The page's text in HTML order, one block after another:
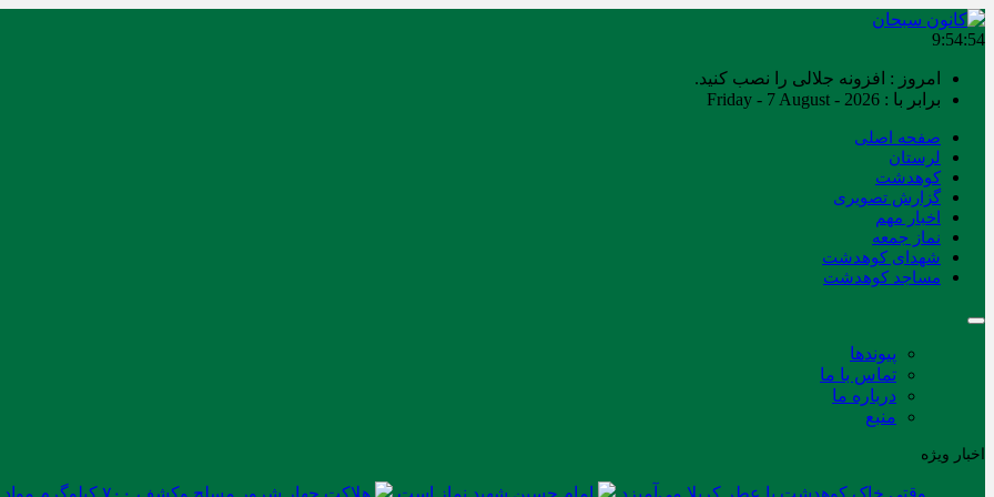
9:54:54
امروز : افزونه جلالی را نصب کنید.
برابر با : Friday - 7 August - 2026
صفحه اصلی
لرستان
کوهدشت
گزارش تصویری
اخبار مهم
نماز جمعه
شهدای کوهدشت
مساجد کوهدشت
پیوندها
تماس با ما
درباره ما
منبع
اخبار ویژه
وقتی خاک کوهدشت با عطر کربلا می‌آمیزد امام حسین شهید نماز است هلاکت چهار شرور مسلح وکشف ۷۰۰ کیلوگرم مواد مخدر